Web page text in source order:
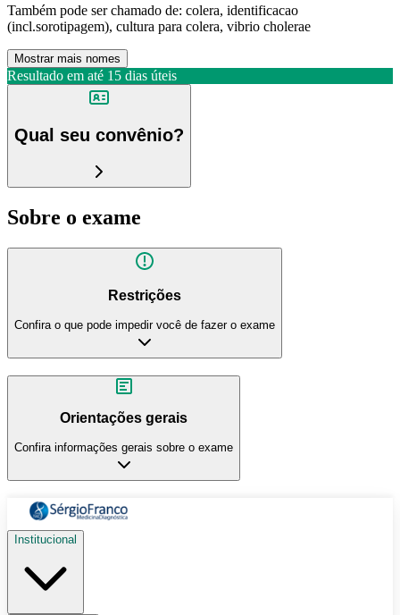
Também pode ser chamado de: colera, identificacao
(incl.sorotipagem), cultura para colera, vibrio cholerae
Mostrar mais nomes
Resultado em até 15 dias úteis
Qual seu convênio?
Sobre o exame
Restrições
Confira o que pode impedir você de fazer o exame
Orientações gerais
Confira informações gerais sobre o exame
Institucional